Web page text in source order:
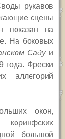
рукавов
сцены
показан на
На боковых
Садуи
года. Фрески
аллегорий
окон,
большой